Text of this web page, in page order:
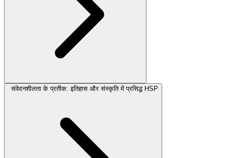
संवेदनशीलता के प्रतीक: इतिहास और संस्कृति में प्रसिद्ध HSP